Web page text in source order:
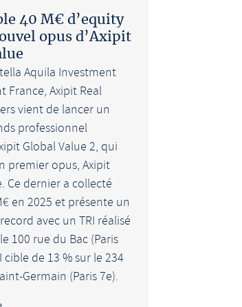
40 M€ d’equity
opus d’Axipit
Aquila Investment
France, Axipit Real
vient de lancer un
professionnel
Global Value 2, qui
premier opus, Axipit
Ce dernier a collecté
en 2025 et présente un
avec un TRI réalisé
100 rue du Bac (Paris
cible de 13 % sur le 234
Germain (Paris 7e).